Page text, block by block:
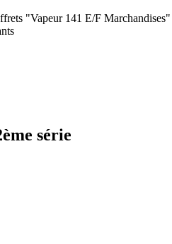
"Vapeur 141 E/F Marchandises"
série